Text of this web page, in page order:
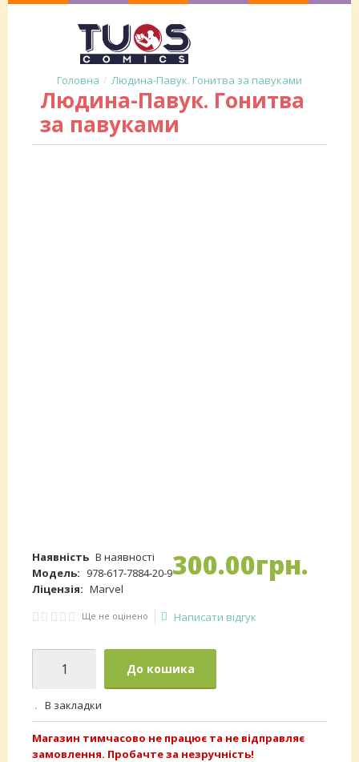
Людина-Павук. Гонитва за павуками
Людина-Павук. Гонитва
за павуками
Наявність В наявності
Модель: 978-617-7884-20-9
Ліцензія: Marvel
300.00грн.
Ще не оцінено Написати відгук
До кошика
В закладки
Магазин тимчасово не працює та не відправляє
замовлення. Пробачте за незручність!